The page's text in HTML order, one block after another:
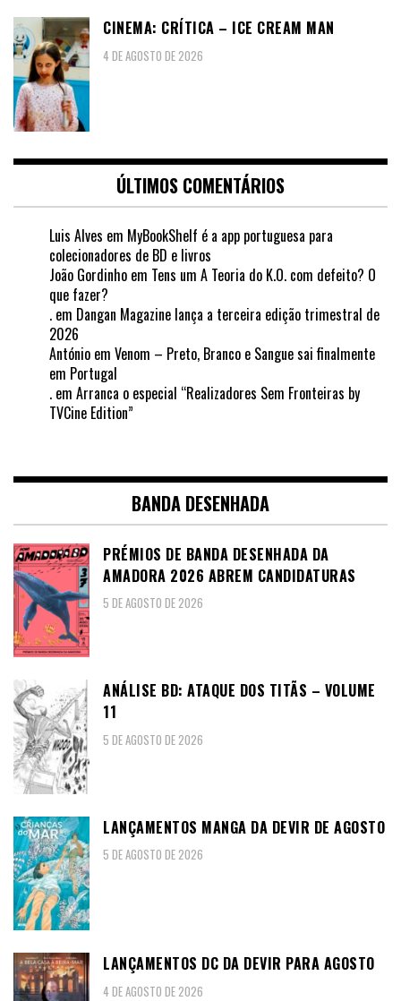
CINEMA: CRÍTICA – ICE CREAM MAN
4 DE AGOSTO DE 2026
ÚLTIMOS COMENTÁRIOS
Luis Alves em MyBookShelf é a app portuguesa para
colecionadores de BD e livros
João Gordinho em Tens um A Teoria do K.O. com defeito? O
que fazer?
. em Dangan Magazine lança a terceira edição trimestral de
2026
António em Venom – Preto, Branco e Sangue sai finalmente
em Portugal
. em Arranca o especial “Realizadores Sem Fronteiras by
TVCine Edition”
BANDA DESENHADA
PRÉMIOS DE BANDA DESENHADA DA
AMADORA 2026 ABREM CANDIDATURAS
5 DE AGOSTO DE 2026
ANÁLISE BD: ATAQUE DOS TITÃS – VOLUME
11
5 DE AGOSTO DE 2026
LANÇAMENTOS MANGA DA DEVIR DE AGOSTO
5 DE AGOSTO DE 2026
LANÇAMENTOS DC DA DEVIR PARA AGOSTO
4 DE AGOSTO DE 2026